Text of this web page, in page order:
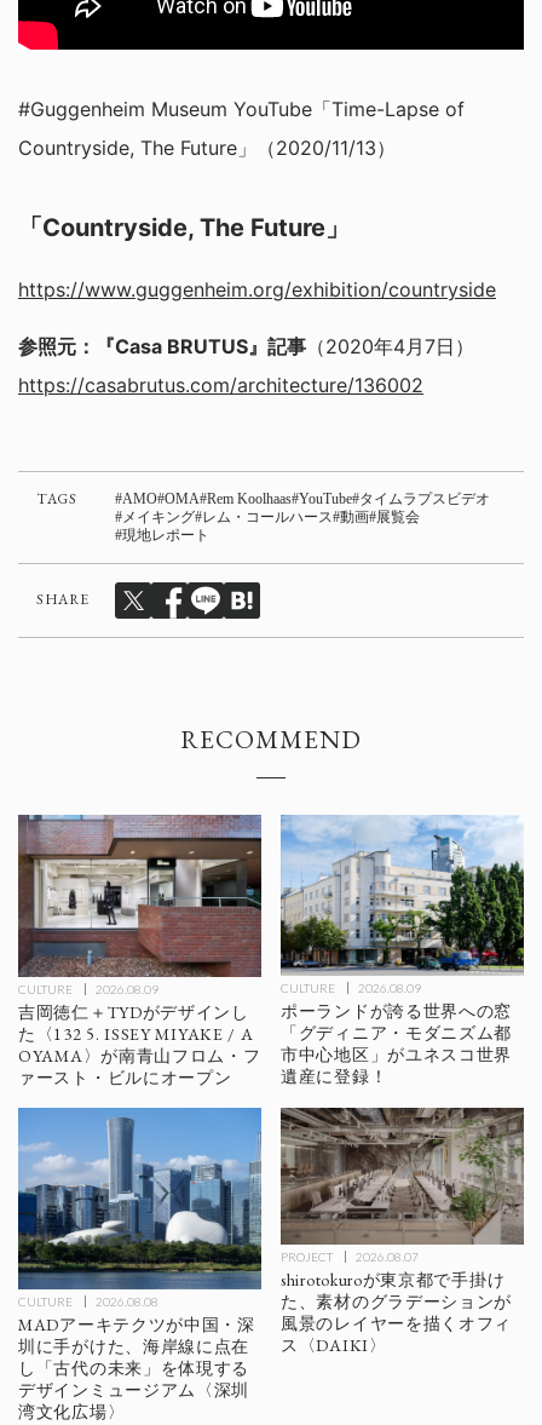
#Guggenheim Museum YouTube「Time-Lapse of
Countryside, The Future」（2020/11/13）
「Countryside, The Future」
https://www.guggenheim.org/exhibition/countryside
参照元：『Casa BRUTUS』記事 （2020年4月7日）
https://casabrutus.com/architecture/136002
TAGS AMO OMA Rem Koolhaas YouTube タイムラプスビデオ
メイキング レム・コールハース 動画 展覧会
現地レポート
SHARE
RECOMMEND
CULTURE 2026.08.09
吉岡徳仁＋TYDがデザインし
た〈132 5. ISSEY MIYAKE / A
OYAMA〉が南青山フロム・フ
ァースト・ビルにオープン
CULTURE 2026.08.09
ポーランドが誇る世界への窓
「グディニア・モダニズム都
市中心地区」がユネスコ世界
遺産に登録！
CULTURE 2026.08.08
MADアーキテクツが中国・深
圳に手がけた、海岸線に点在
し「古代の未来」を体現する
デザインミュージアム〈深圳
湾文化広場〉
PROJECT 2026.08.07
shirotokuroが東京都で手掛け
た、素材のグラデーションが
風景のレイヤーを描くオフィ
ス〈DAIKI〉